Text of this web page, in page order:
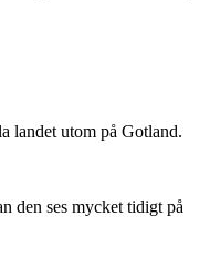
landet utom på Gotland.
den ses mycket tidigt på